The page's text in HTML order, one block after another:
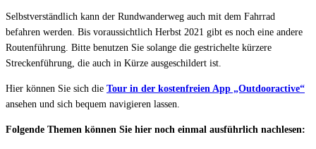
Selbstverständlich kann der Rundwanderweg auch mit dem Fahrrad
befahren werden. Bis voraussichtlich Herbst 2021 gibt es noch eine andere
Routenführung. Bitte benutzen Sie solange die gestrichelte kürzere
Streckenführung, die auch in Kürze ausgeschildert ist.
Hier können Sie sich die Tour in der kostenfreien App „Outdooractive“
ansehen und sich bequem navigieren lassen.
Folgende Themen können Sie hier noch einmal ausführlich nachlesen: